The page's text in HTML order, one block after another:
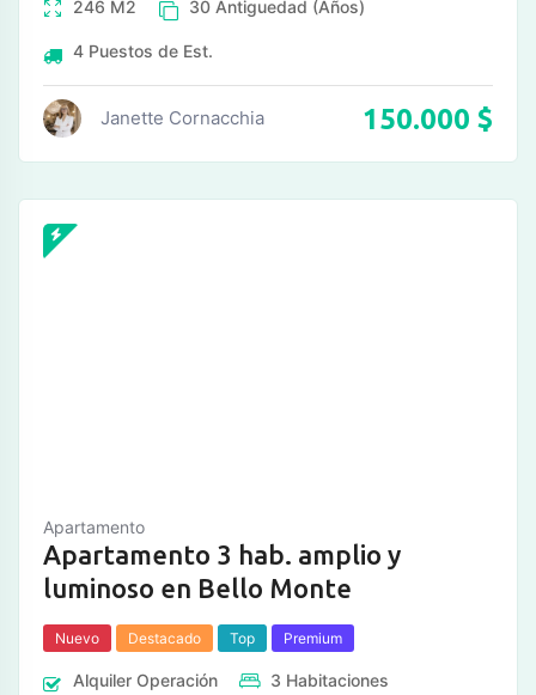
246 M2 30 Antiguedad (Años)
4 Puestos de Est.
Janette Cornacchia 150.000 $
Apartamento
Apartamento 3 hab. amplio y
luminoso en Bello Monte
Nuevo Destacado Top Premium
Alquiler Operación 3 Habitaciones